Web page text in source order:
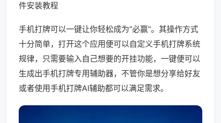
件安装教程
手机打牌可以一键让你轻松成为“必赢”。其操作方式
十分简单，打开这个应用便可以自定义手机打牌系统
规律，只需要输入自己想要的开挂功能，一键便可以
生成出手机打牌专用辅助器，不管你是想分享给好友
或者使用手机打牌AI辅助都可以满足需求。